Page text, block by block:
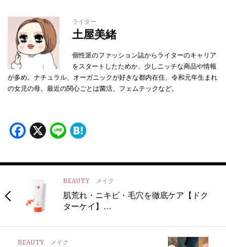
ライター
土屋美緒
個性派のファッション誌からライターのキャリア
をスタートしたためか、少しニッチな商品や情報
が多め。ナチュラル、オーガニックが好きな都内在住、令和元年生まれ
の女児の母。最近の関心ごとは菌活、フェムテックなど。
Facebook
X Line
BEAUTY メイク
肌荒れ・ニキビ・毛穴を徹底ケア【ドク
ターケイ】…
BEAUTY メイク